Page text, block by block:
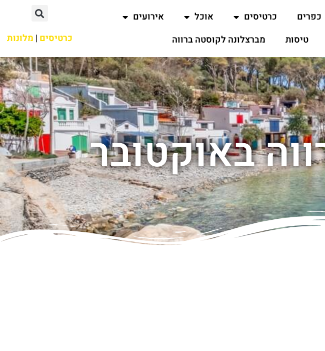
כפרים כרטיסים אוכל
אירועים
טיסות מברצלונה לקוסטה ברווה כרטיסים | מלונות
באוקטובר